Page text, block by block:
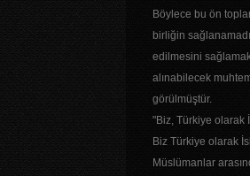
Böylece bu ön
birliğin
edilmesini
alınabilecek
görülmüştür.
"Biz, Türkiye olarak
Biz Türkiye olarak
Müslümanlar